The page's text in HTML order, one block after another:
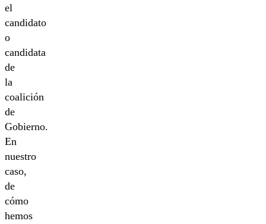
el
candidato
o
candidata
de
la
coalición
de
Gobierno.
En
nuestro
caso,
de
cómo
hemos